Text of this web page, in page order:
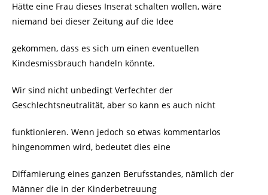
Hätte eine Frau dieses Inserat schalten wollen, wäre
niemand bei dieser Zeitung auf die Idee
gekommen, dass es sich um einen eventuellen
Kindesmissbrauch handeln könnte.
Wir sind nicht unbedingt Verfechter der
Geschlechtsneutralität, aber so kann es auch nicht
funktionieren. Wenn jedoch so etwas kommentarlos
hingenommen wird, bedeutet dies eine
Diffamierung eines ganzen Berufsstandes, nämlich der
Männer die in der Kinderbetreuung